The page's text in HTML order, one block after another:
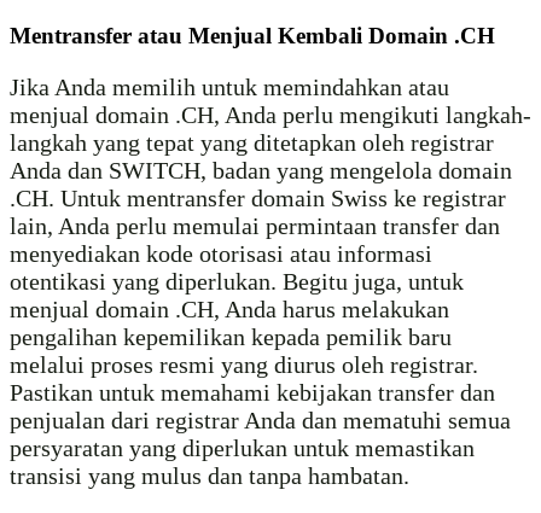
Mentransfer atau Menjual Kembali Domain .CH
Jika Anda memilih untuk memindahkan atau
menjual domain .CH, Anda perlu mengikuti langkah-
langkah yang tepat yang ditetapkan oleh registrar
Anda dan SWITCH, badan yang mengelola domain
.CH. Untuk mentransfer domain Swiss ke registrar
lain, Anda perlu memulai permintaan transfer dan
menyediakan kode otorisasi atau informasi
otentikasi yang diperlukan. Begitu juga, untuk
menjual domain .CH, Anda harus melakukan
pengalihan kepemilikan kepada pemilik baru
melalui proses resmi yang diurus oleh registrar.
Pastikan untuk memahami kebijakan transfer dan
penjualan dari registrar Anda dan mematuhi semua
persyaratan yang diperlukan untuk memastikan
transisi yang mulus dan tanpa hambatan.